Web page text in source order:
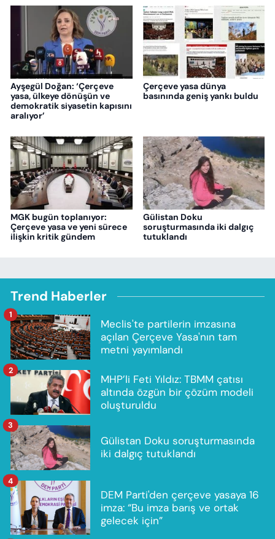
Ayşegül Doğan: ‘Çerçeve
yasa, ülkeye dönüşün ve
demokratik siyasetin kapısını
aralıyor’
Çerçeve yasa dünya
basınında geniş yankı buldu
MGK bugün toplanıyor:
Çerçeve yasa ve yeni sürece
ilişkin kritik gündem
Gülistan Doku
soruşturmasında iki dalgıç
tutuklandı
Trend Haberler
Meclis'te partilerin imzasına
açılan Çerçeve Yasa'nın tam
metni yayımlandı
1
MHP’li Feti Yıldız: TBMM çatısı
altında özgün bir çözüm modeli
oluşturuldu
2
Gülistan Doku soruşturmasında
iki dalgıç tutuklandı
3
DEM Parti'den çerçeve yasaya 16
imza: “Bu imza barış ve ortak
gelecek için”
4